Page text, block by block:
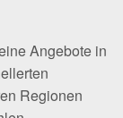
Angebote in
Regionen